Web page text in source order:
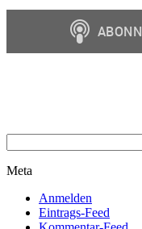
nach:
Meta
Anmelden
Eintrags-Feed